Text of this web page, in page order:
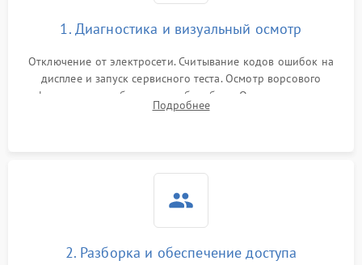
1. Диагностика и визуальный осмотр
Отключение от электросети. Считывание кодов ошибок на
дисплее и запуск сервисного теста. Осмотр ворсового
фильтра, теплообменника и барабана. Опрос клиента о
неисправностях (не сушит, не крутит барабан, сильно шумит
Подробнее
2. Разборка и обеспечение доступа